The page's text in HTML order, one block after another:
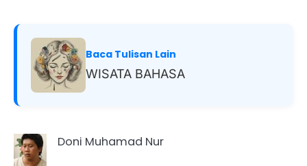
Baca Tulisan Lain
WISATA BAHASA
Doni Muhamad Nur